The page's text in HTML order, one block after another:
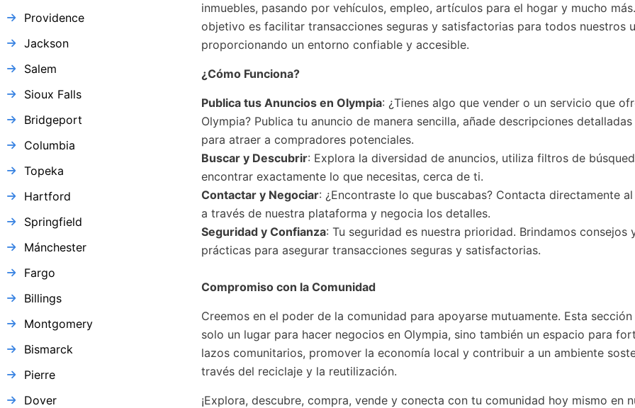
Providence
Jackson
Salem
Sioux Falls
Bridgeport
Columbia
Topeka
Hartford
Springfield
Mánchester
Fargo
Billings
Montgomery
Bismarck
Pierre
Dover
inmuebles, pasando por vehículos, empleo, artículos para el hogar y mucho
objetivo es facilitar transacciones seguras y satisfactorias para todos nuestros
proporcionando un entorno confiable y accesible.
¿Cómo Funciona?
Publica tus Anuncios en Olympia: ¿Tienes algo que vender o un servicio que
Olympia? Publica tu anuncio de manera sencilla, añade descripciones
para atraer a compradores potenciales.
Buscar y Descubrir: Explora la diversidad de anuncios, utiliza filtros de
encontrar exactamente lo que necesitas, cerca de ti.
Contactar y Negociar: ¿Encontraste lo que buscabas? Contacta directamente
a través de nuestra plataforma y negocia los detalles.
Seguridad y Confianza: Tu seguridad es nuestra prioridad. Brindamos consejos
prácticas para asegurar transacciones seguras y satisfactorias.
Compromiso con la Comunidad
Creemos en el poder de la comunidad para apoyarse mutuamente. Esta sección
solo un lugar para hacer negocios en Olympia, sino también un espacio para
lazos comunitarios, promover la economía local y contribuir a un ambiente
través del reciclaje y la reutilización.
¡Explora, descubre, compra, vende y conecta con tu comunidad hoy mismo en